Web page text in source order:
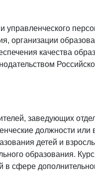
организации
качества
заведующих
должности
детей и
образования. Курс
сфере